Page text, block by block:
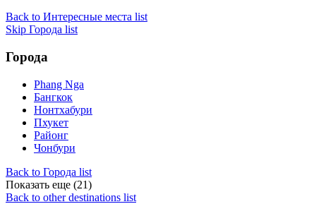
Back to Интересные места list
Skip Города list
Города
Phang Nga
Бангкок
Нонтхабури
Пхукет
Районг
Чонбури
Back to Города list
Показать еще (21)
Back to other destinations list